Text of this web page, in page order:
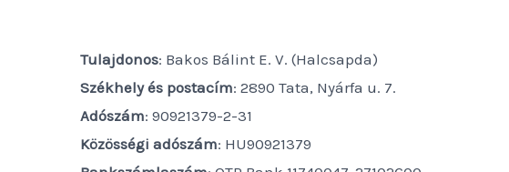
Tulajdonos: Bakos Bálint E. V. (Halcsapda)
Székhely és postacím: 2890 Tata, Nyárfa u. 7.
Adószám: 90921379-2-31
Közösségi adószám: HU90921379